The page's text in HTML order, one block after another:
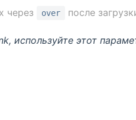
через over после
используйте этот